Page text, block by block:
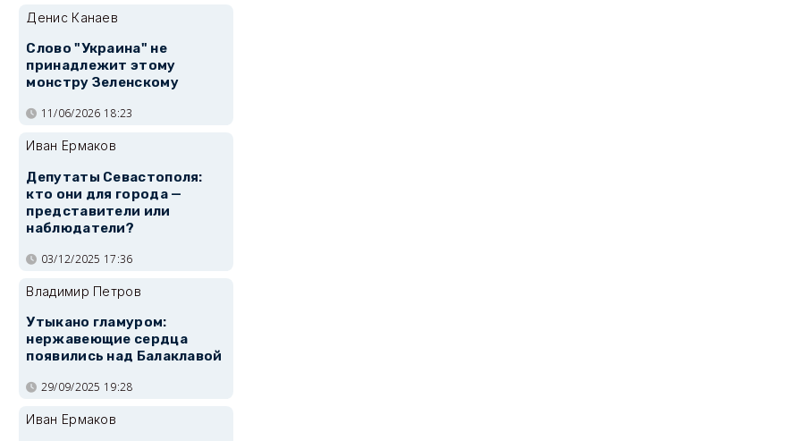
Денис Канаев
Слово "Украина" не
принадлежит этому
монстру Зеленскому
11/06/2026 18:23
Иван Ермаков
Депутаты Севастополя:
кто они для города —
представители или
наблюдатели?
03/12/2025 17:36
Владимир Петров
Утыкано гламуром:
нержавеющие сердца
появились над Балаклавой
29/09/2025 19:28
Иван Ермаков